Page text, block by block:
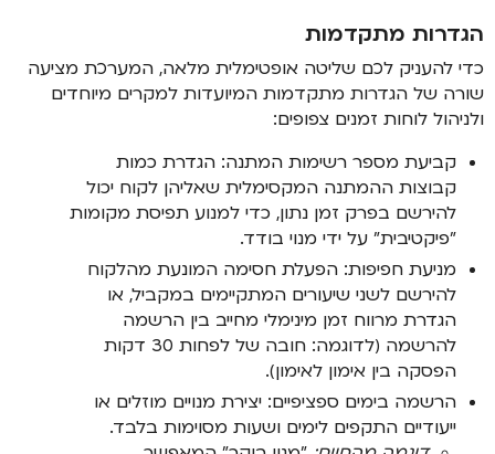
הגדרות מתקדמות
כדי להעניק לכם שליטה אופטימלית מלאה, המערכת מציעה
שורה של הגדרות מתקדמות המיועדות למקרים מיוחדים
ולניהול לוחות זמנים צפופים:
קביעת מספר רשימות המתנה: הגדרת כמות
קבוצות ההמתנה המקסימלית שאליהן לקוח יכול
להירשם בפרק זמן נתון, כדי למנוע תפיסת מקומות
"פיקטיבית" על ידי מנוי בודד.
מניעת חפיפות: הפעלת חסימה המונעת מהלקוח
להירשם לשני שיעורים המתקיימים במקביל, או
הגדרת מרווח זמן מינימלי מחייב בין הרשמה
להרשמה (לדוגמה: חובה של לפחות 30 דקות
הפסקה בין אימון לאימון).
הרשמה בימים ספציפיים: יצירת מנויים מוזלים או
ייעודיים התקפים לימים ושעות מסוימות בלבד.